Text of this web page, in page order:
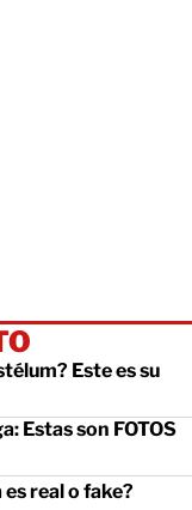
Este es su
Estas son FOTOS
real o fake?